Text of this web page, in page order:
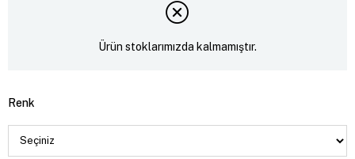
Ürün stoklarımızda kalmamıştır.
Renk